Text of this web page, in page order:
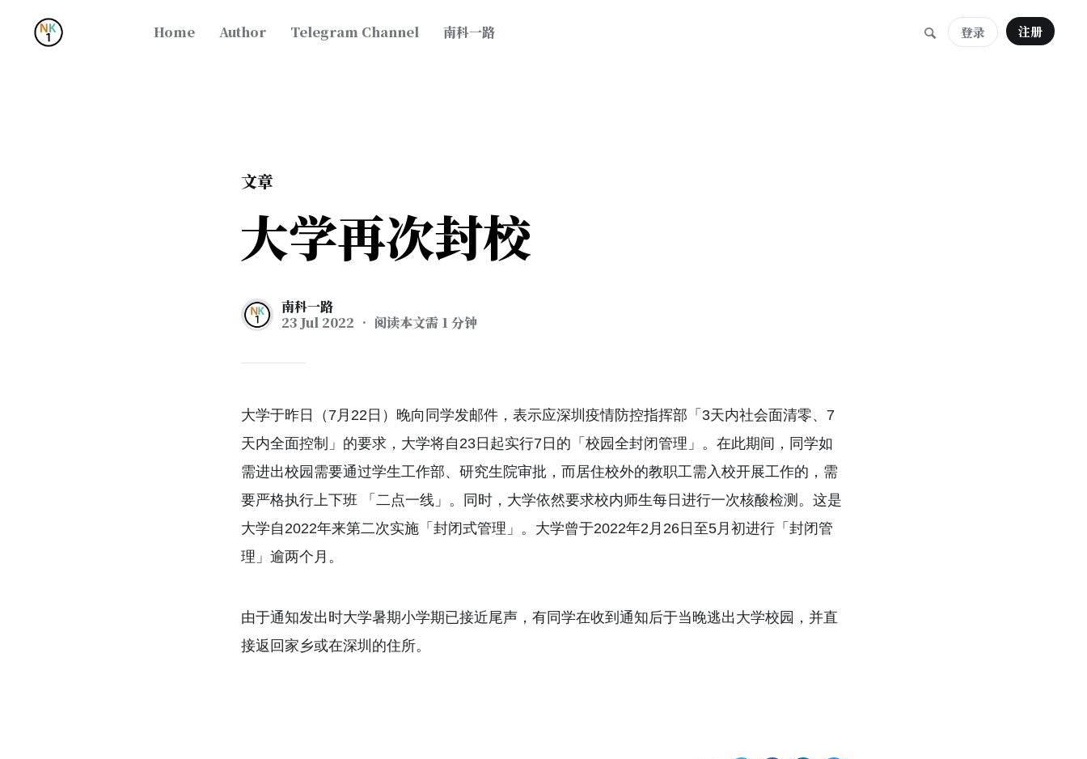
Home Author Telegram Channel 南科一路 登录 注册
文章
大学再次封校
南科一路
23 Jul 2022 • 阅读本文需 1 分钟
大学于昨日（7月22日）晚向同学发邮件，表示应深圳疫情防控指挥部「3天内社会面清零、7
天内全面控制」的要求，大学将自23日起实行7日的「校园全封闭管理」。在此期间，同学如
需进出校园需要通过学生工作部、研究生院审批，而居住校外的教职工需入校开展工作的，需
要严格执行上下班 「二点一线」。同时，大学依然要求校内师生每日进行一次核酸检测。这是
大学自2022年来第二次实施「封闭式管理」。大学曾于2022年2月26日至5月初进行「封闭管
理」逾两个月。
由于通知发出时大学暑期小学期已接近尾声，有同学在收到通知后于当晚逃出大学校园，并直
接返回家乡或在深圳的住所。